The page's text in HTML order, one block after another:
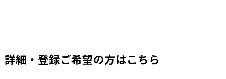
詳細・登録ご希望の方はこちら